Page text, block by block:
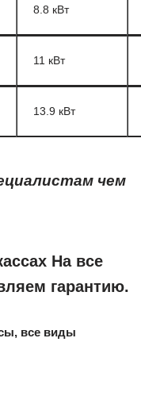
8.8 кВт
11 кВт
13.9 кВт
чем
На все
гарантию.
все виды